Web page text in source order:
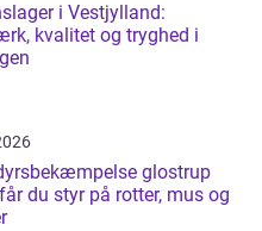
i Vestjylland:
kvalitet og tryghed i
glostrup
du styr på rotter, mus og